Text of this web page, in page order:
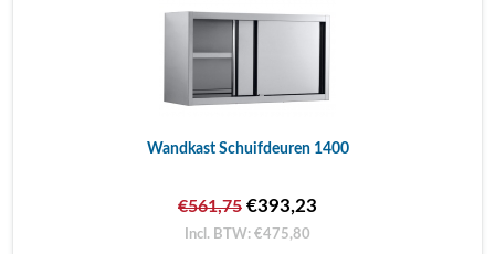
Wandkast Schuifdeuren 1400
€561,75 €393,23
Incl. BTW: €475,80